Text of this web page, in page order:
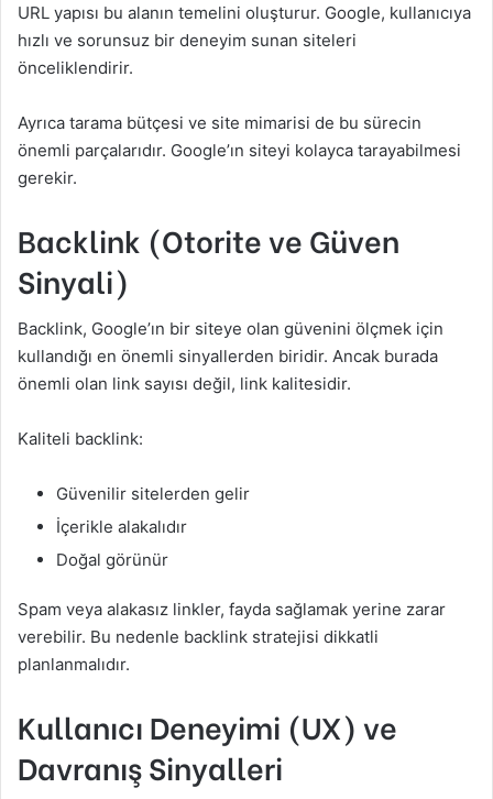
URL yapısı bu alanın temelini oluşturur. Google, kullanıcıya
hızlı ve sorunsuz bir deneyim sunan siteleri
önceliklendirir.
Ayrıca tarama bütçesi ve site mimarisi de bu sürecin
önemli parçalarıdır. Google’ın siteyi kolayca tarayabilmesi
gerekir.
Backlink (Otorite ve Güven
Sinyali)
Backlink, Google’ın bir siteye olan güvenini ölçmek için
kullandığı en önemli sinyallerden biridir. Ancak burada
önemli olan link sayısı değil, link kalitesidir.
Kaliteli backlink:
Güvenilir sitelerden gelir
İçerikle alakalıdır
Doğal görünür
Spam veya alakasız linkler, fayda sağlamak yerine zarar
verebilir. Bu nedenle backlink stratejisi dikkatli
planlanmalıdır.
Kullanıcı Deneyimi (UX) ve
Davranış Sinyalleri